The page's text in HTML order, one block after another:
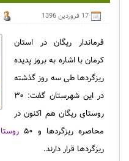
17 فروردین 1396
فرماندار ریگان در استان
کرمان با اشاره به بروز پدیده
ریزگردها طی سه روز گذشته
در این شهرستان گفت: ۳۰
روستای ریگان هم اکنون در
محاصره ریزگردها و ۵۰
روستا
ریزگردها قرار دارند.